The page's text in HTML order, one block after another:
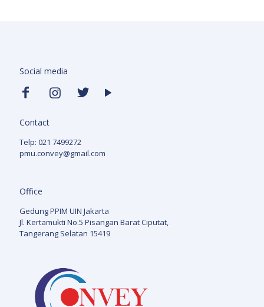
Social media
Contact
Telp: 021 7499272
pmu.convey@gmail.com
Office
Gedung PPIM UIN Jakarta
Jl. Kertamukti No.5 Pisangan Barat Ciputat,
Tangerang Selatan 15419